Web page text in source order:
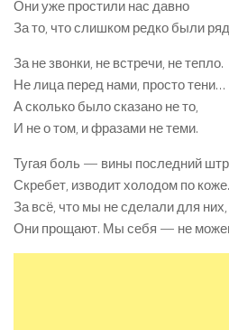
Они уже простили нас давно
За то, что слишком редко были
За не звонки, не встречи, не тепло.
Не лица перед нами, просто тени…
А сколько было сказано не то,
И не о том, и фразами не теми.
Тугая боль — вины последний
Скребет, изводит холодом по коже.
За всё, что мы не сделали для них,
Они прощают. Мы себя — не